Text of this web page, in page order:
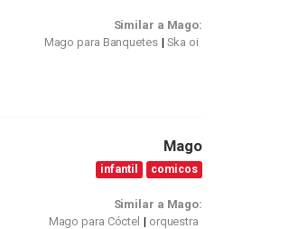
Similar a Mago:
Mago para Banquetes
Ska oi
Mago
infantil comicos
Similar a Mago:
Mago para Cóctel
orquestra